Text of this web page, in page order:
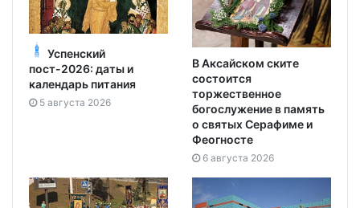
Успенский
пост-2026: даты и
календарь питания
5 августа 2026
В Аксайском ските
состоится
торжественное
богослужение в память
о святых Серафиме и
Феогносте
6 августа 2026